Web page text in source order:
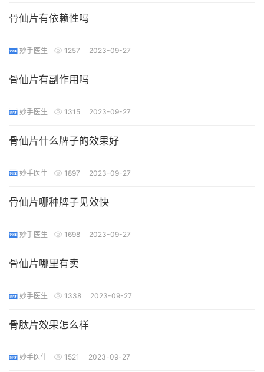
骨仙片有依赖性吗
妙手医生 1257 2023-09-27
骨仙片有副作用吗
妙手医生 1315 2023-09-27
骨仙片什么牌子的效果好
妙手医生 1897 2023-09-27
骨仙片哪种牌子见效快
妙手医生 1698 2023-09-27
骨仙片哪里有卖
妙手医生 1338 2023-09-27
骨肽片效果怎么样
妙手医生 1521 2023-09-27